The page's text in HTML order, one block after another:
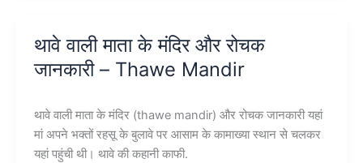
घूमने
की
जगह
12
jyotirlinga
in
थावे वाली माता के मंदिर और रोचक
जानकारी – Thawe Mandir
थावे वाली माता के मंदिर (thawe mandir) और रोचक जानकारी यहां
मां अपने भक्तों रहसू के बुलावे पर आसाम के कामाख्या स्थान से चलकर
यहां पहुंची थी। थावे की कहानी काफी.